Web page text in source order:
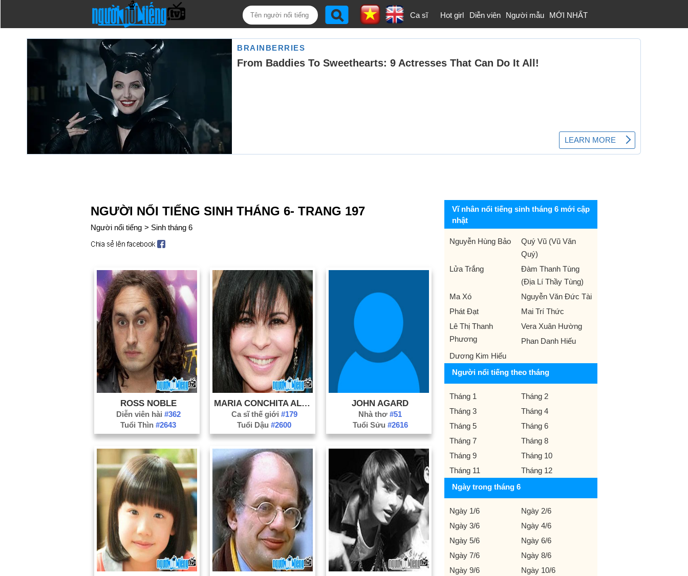
Ca sĩ Hot girl Diễn viên Người mẫu MỚI NHẤT
NGƯỜI NỔI TIẾNG SINH THÁNG 6- TRANG 197
Người nổi tiếng > Sinh tháng 6
ROSS NOBLE
Diễn viên hài #362
Tuổi Thìn#2643
Ca sĩ thế giới #179
Tuổi Dậu#2600
JOHN AGARD
Nhà thơ#51
Tuổi Sửu #2616
Vĩ nhân nổi tiếng sinh tháng 6 mới cập
nhật
Nguyễn Hùng Bảo
Quý Vũ (Vũ Văn
Quý)
Lửa Trắng
Đàm Thanh Tùng
(Địa Lí Thầy Tùng)
Ma Xó
Nguyễn Văn Đức Tài
Phát Đạt
Mai Trí Thức
Lê Thị Thanh
Phương
Vera Xuân Hường
Phan Danh Hiếu
Dương Kim Hiếu
Người nổi tiếng theo tháng
Tháng 1
Tháng 2
Tháng 3
Tháng 4
Tháng 5
Tháng 6
Tháng 7
Tháng 8
Tháng 9
Tháng 10
Tháng 11
Tháng 12
Ngày trong tháng 6
Ngày 1/6
Ngày 2/6
Ngày 3/6
Ngày 4/6
Ngày 5/6
Ngày 6/6
Ngày 7/6
Ngày 8/6
Ngày 9/6
Ngày 10/6